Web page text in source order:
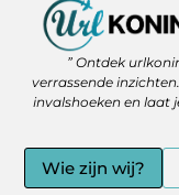
” Ontdek
verrassende
invalshoeken en laat
Wie zijn wij?